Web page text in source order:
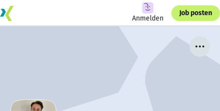
Anmelden
Job posten